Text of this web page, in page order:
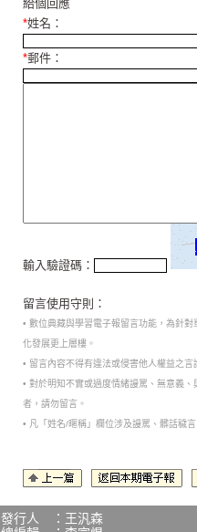
給個回應
*姓名：
*郵件：
輸入驗證碼：
留言使用守則：
• 數位典藏與學習電子報留言功能，為針
化發展更上層樓。
• 留言內容不得有違法或侵害他人權益之
• 對於明知不實或過度情緒謾罵、無意義
者，請勿留言。
• 凡「姓名/暱稱」欄位涉及謾罵、髒話穢
發行人 ：王汎森